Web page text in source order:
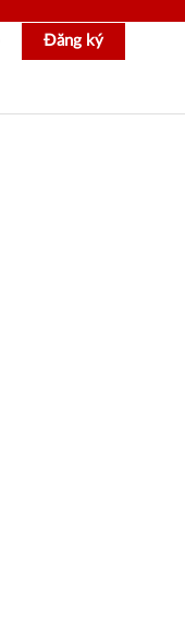
Đăng ký